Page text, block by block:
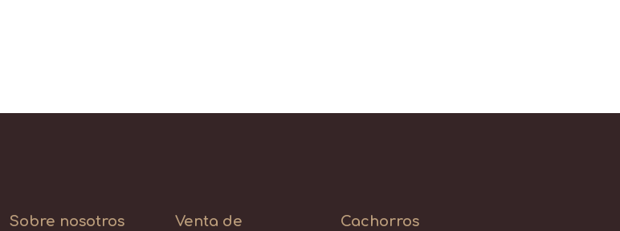
Sobre nosotros
Venta de
Cachorros